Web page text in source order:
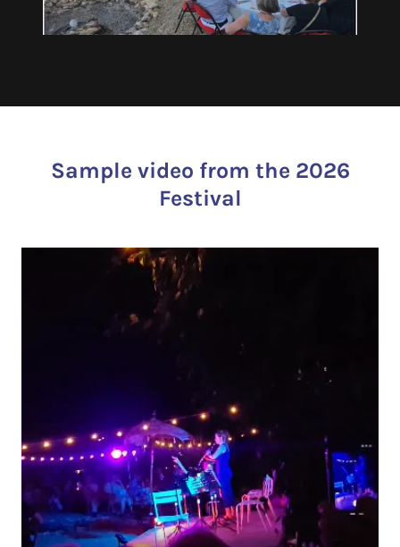
Sample video from the 2026
Festival